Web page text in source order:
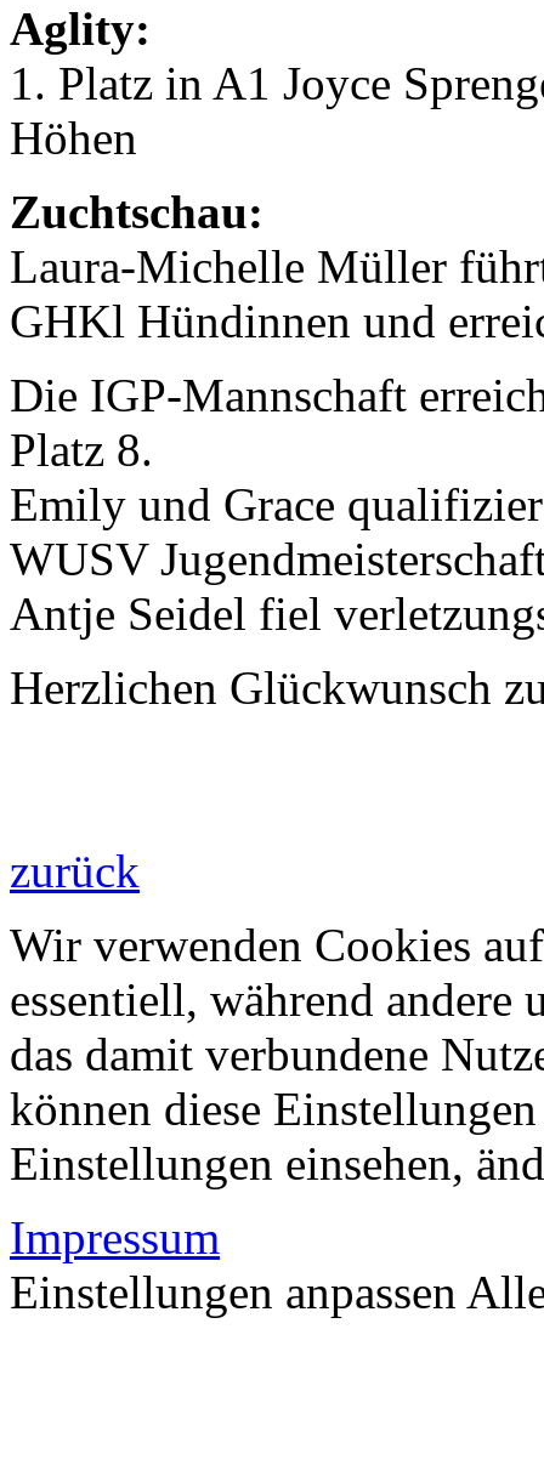
Aglity:
1. Platz in A1 Joyce
Höhen
Zuchtschau:
Laura-Michelle Müller
GHKl Hündinnen und
Die IGP-Mannschaft
Platz 8.
Emily und Grace
WUSV
Antje Seidel fiel
Herzlichen Glückwunsch
zurück
Wir verwenden Cookies
essentiell, während andere
das damit verbundene
können diese
Einstellungen einsehen,
Impressum
Einstellungen anpassen